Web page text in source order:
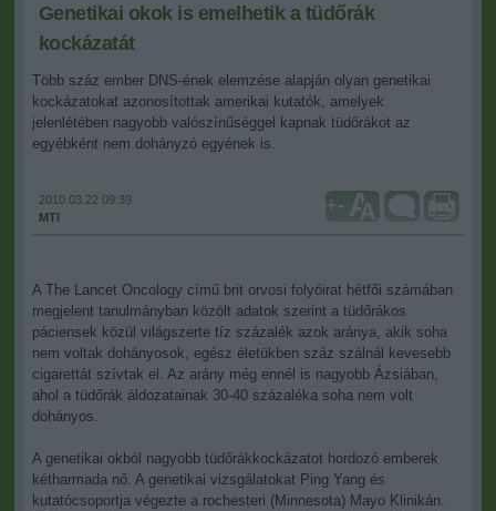
Genetikai okok is emelhetik a tüdőrák
kockázatát
Több száz ember DNS-ének elemzése alapján olyan genetikai
kockázatokat azonosítottak amerikai kutatók, amelyek
jelenlétében nagyobb valószínűséggel kapnak tüdőrákot az
egyébként nem dohányzó egyének is.
2010.03.22 09:39
MTI
+-
A The Lancet Oncology című brit orvosi folyóirat hétfői számában
megjelent tanulmányban közölt adatok szerint a tüdőrákos
páciensek közül világszerte tíz százalék azok aránya, akik soha
nem voltak dohányosok, egész életükben száz szálnál kevesebb
cigarettát szívtak el. Az arány még ennél is nagyobb Ázsiában,
ahol a tüdőrák áldozatainak 30-40 százaléka soha nem volt
dohányos.
A genetikai okból nagyobb tüdőrákkockázatot hordozó emberek
kétharmada nő. A genetikai vizsgálatokat Ping Yang és
kutatócsoportja végezte a rochesteri (Minnesota) Mayo Klinikán.